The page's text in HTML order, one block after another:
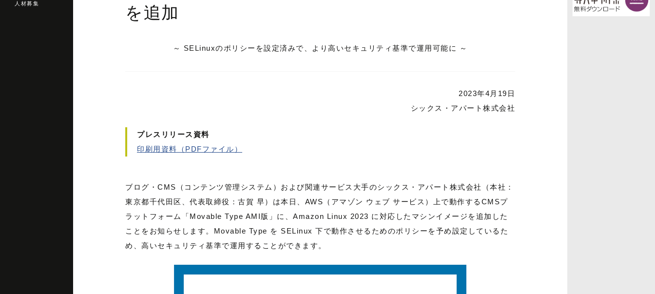
人材募集
を追加
～ SELinuxのポリシーを設定済みで、より高いセキュリティ基準で運用可能に ～
2023年4月19日
シックス・アパート株式会社
プレスリリース資料
印刷用資料（PDFファイル）
ブログ・CMS（コンテンツ管理システム）および関連サービス大手のシックス・アパート株式会社（本社：
東京都千代田区、代表取締役：古賀 早）は本日、AWS（アマゾン ウェブ サービス）上で動作するCMSプ
ラットフォーム「Movable Type AMI版」に、Amazon Linux 2023 に対応したマシンイメージを追加した
ことをお知らせします。Movable Type を SELinux 下で動作させるためのポリシーを予め設定しているた
め、高いセキュリティ基準で運用することができます。